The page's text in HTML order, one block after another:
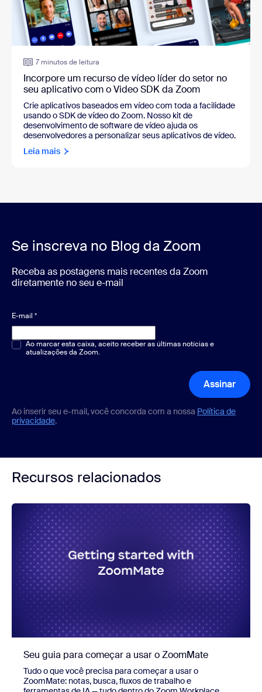
7 minutos de leitura
Incorpore um recurso de vídeo líder do setor no
seu aplicativo com o Video SDK da Zoom
Crie aplicativos baseados em vídeo com toda a facilidade
usando o SDK de vídeo do Zoom. Nosso kit de
desenvolvimento de software de vídeo ajuda os
desenvolvedores a personalizar seus aplicativos de vídeo.
Leia mais
Se inscreva no Blog da Zoom
Receba as postagens mais recentes da Zoom
diretamente no seu e-mail
E-mail *
Múltipla escolha ou resposta única*
Ao marcar esta caixa, aceito receber as últimas notícias e
atualizações da Zoom.
Assinar
Ao inserir seu e-mail, você concorda com a nossa Política de
privacidade.
Recursos relacionados
Seu guia para começar a usar o ZoomMate
Tudo o que você precisa para começar a usar o
ZoomMate: notas, busca, fluxos de trabalho e